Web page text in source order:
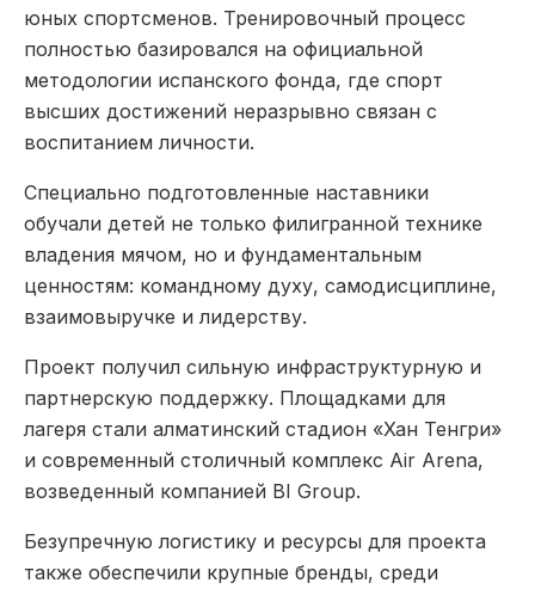
юных спортсменов. Тренировочный процесс
полностью базировался на официальной
методологии испанского фонда, где спорт
высших достижений неразрывно связан с
воспитанием личности.
Специально подготовленные наставники
обучали детей не только филигранной технике
владения мячом, но и фундаментальным
ценностям: командному духу, самодисциплине,
взаимовыручке и лидерству.
Проект получил сильную инфраструктурную и
партнерскую поддержку. Площадками для
лагеря стали алматинский стадион «Хан Тенгри»
и современный столичный комплекс Air Arena,
возведенный компанией BI Group.
Безупречную логистику и ресурсы для проекта
также обеспечили крупные бренды, среди